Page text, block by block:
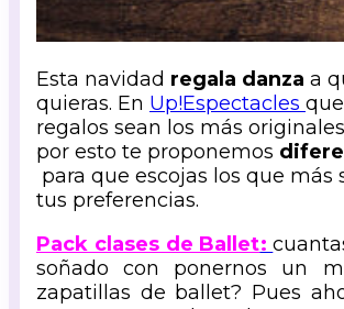
Esta navidad regala danza a
quieras. En Up!Espectacles
regalos sean los más
por esto te proponemos
para que escojas los que más
tus preferencias.
Pack clases de Ballet:
soñado con ponernos un
zapatillas de ballet? Pues